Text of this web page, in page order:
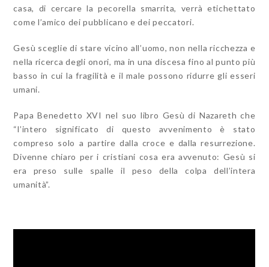
casa, di cercare la pecorella smarrita, verrà etichettato
come l’amico dei pubblicano e dei peccatori.
Gesù sceglie di stare vicino all’uomo, non nella ricchezza e
nella ricerca degli onori, ma in una discesa fino al punto più
basso in cui la fragilità e il male possono ridurre gli esseri
umani.
Papa Benedetto XVI nel suo libro Gesù di Nazareth che
“l’intero significato di questo avvenimento è stato
compreso solo a partire dalla croce e dalla resurrezione.
Divenne chiaro per i cristiani cosa era avvenuto: Gesù si
era preso sulle spalle il peso della colpa dell’intera
umanità”.